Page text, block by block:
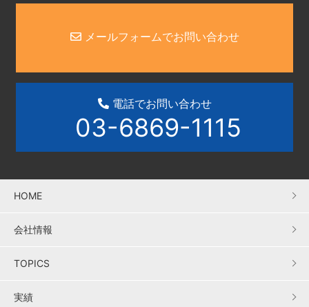
メールフォームでお問い合わせ
電話でお問い合わせ
03-6869-1115
HOME
会社情報
TOPICS
実績